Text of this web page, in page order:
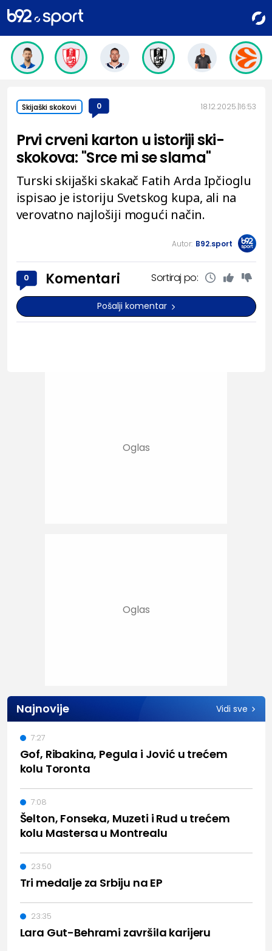
Skijaški skokovi 0 18.12.2025. 16:53
Prvi crveni karton u istoriji ski-
skokova: "Srce mi se slama"
Turski skijaški skakač Fatih Arda Ipčioglu
ispisao je istoriju Svetskog kupa, ali na
verovatno najlošiji mogući način.
Autor: B92.sport
0 Komentari Sortiraj po:
Pošalji komentar
Najnovije Vidi sve
Gof, Ribakina, Pegula i Jović u trećem
kolu Toronta
7:27
Šelton, Fonseka, Muzeti i Rud u trećem
kolu Mastersa u Montrealu
7:08
Tri medalje za Srbiju na EP
23:50
Lara Gut-Behrami završila karijeru
23:35